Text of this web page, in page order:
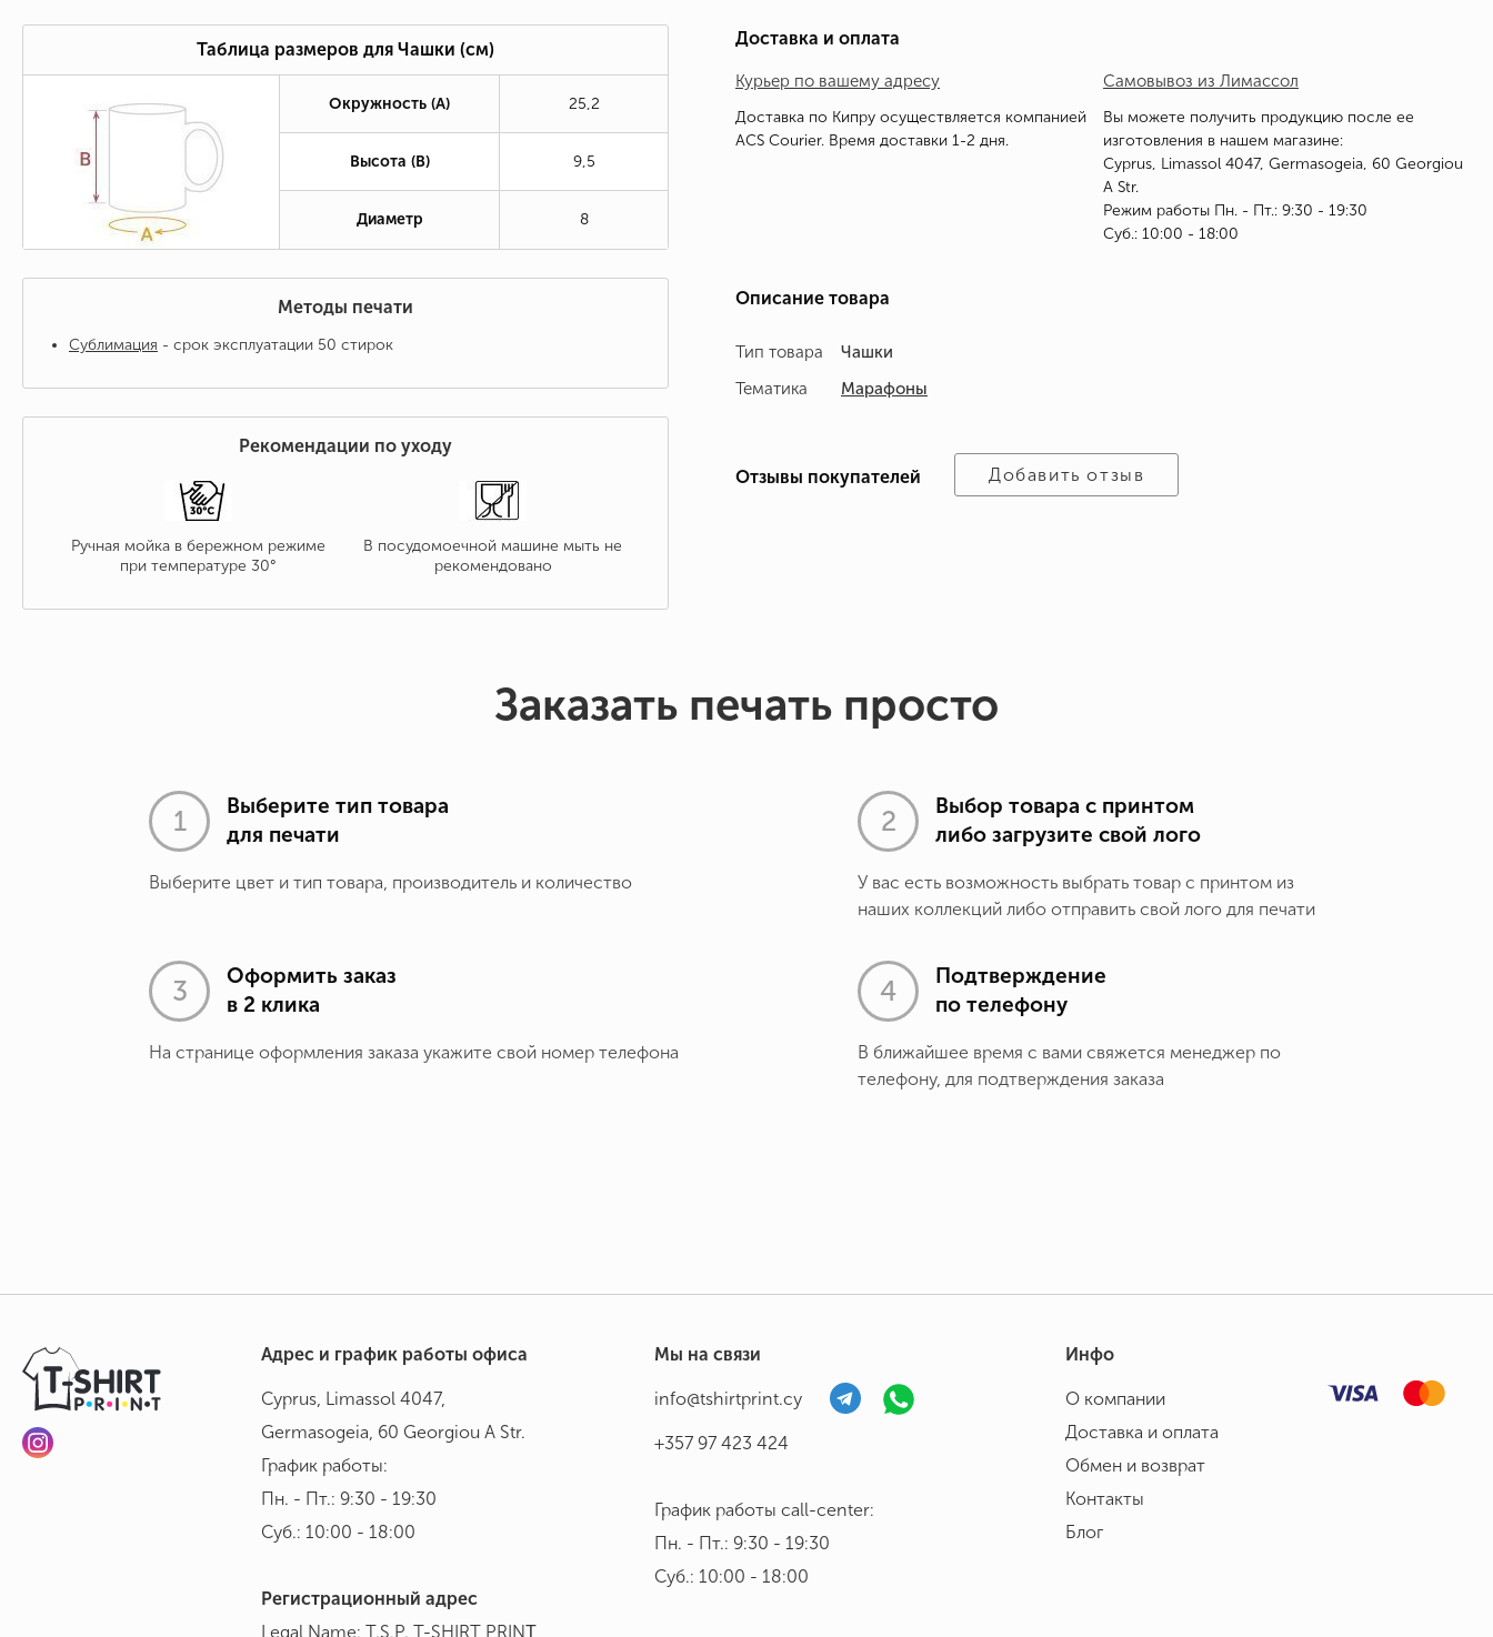
Таблица размеров для Чашки (см)
Окружность (А) 25,2
Высота (B) 9,5
Диаметр 8
Методы печати
Сублимация - срок эксплуатации 50 стирок
Рекомендации по уходу
Ручная мойка в бережном режиме
при температуре 30°
В посудомоечной машине мыть не
рекомендовано
Доставка и оплата
Курьер по вашему адресу
Доставка по Кипру осуществляется компанией
ACS Courier. Время доставки 1-2 дня.
Самовывоз из Лимассол
Вы можете получить продукцию после ее
изготовления в нашем магазине:
Cyprus, Limassol 4047, Germasogeia, 60 Georgiou
A Str.
Режим работы Пн. - Пт.: 9:30 - 19:30
Суб.: 10:00 - 18:00
Описание товара
Тип товара
Чашки
Тематика
Марафоны
Отзывы покупателей Добавить отзыв
Заказать печать просто
Выберите тип товара
для печати
Выберите цвет и тип товара, производитель и количество
Выбор товара с принтом
либо загрузите свой лого
У вас есть возможность выбрать товар с принтом из
наших коллекций либо отправить свой лого для печати
Оформить заказ
в 2 клика
На странице оформления заказа укажите свой номер телефона
Подтверждение
по телефону
В ближайшее время с вами свяжется менеджер по
телефону, для подтверждения заказа
Адрес и график работы офиса
Cyprus, Limassol 4047,
Germasogeia, 60 Georgiou A Str.
График работы:
Пн. - Пт.: 9:30 - 19:30
Суб.: 10:00 - 18:00
Регистрационный адрес
Legal Name: T.S.P. T-SHIRT PRINΤ
Мы на связи
info@tshirtprint.cy
+357 97 423 424
График работы call-center:
Пн. - Пт.: 9:30 - 19:30
Суб.: 10:00 - 18:00
Инфо
О компании
Доставка и оплата
Обмен и возврат
Контакты
Блог